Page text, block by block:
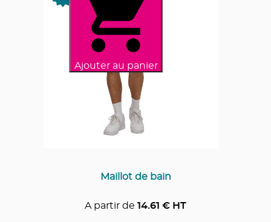
Ajouter au panier
Maillot de bain
A partir de 14.61 € HT